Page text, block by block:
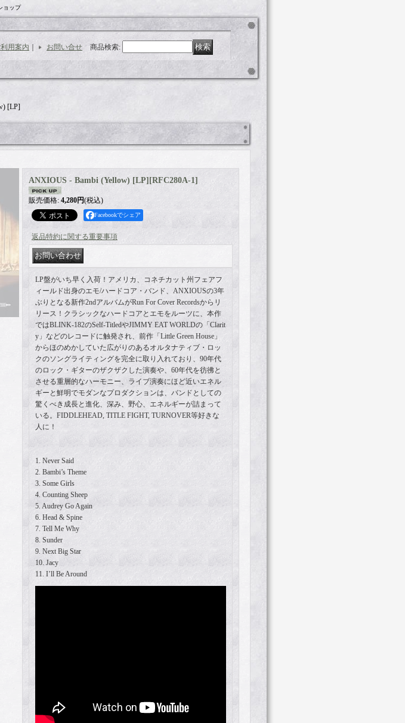
ョップ
用案内 お問い合せ 商品検索:
[LP]
ANXIOUS - Bambi (Yellow) [LP] [RFC280A-1]
販売価格: 4,280円(税込)
Facebookでシェア
返品特約に関する重要事項
LP盤がいち早く入荷！アメリカ、コネチカット州フェアフ
ィールド出身のエモ/ハードコア・バンド、ANXIOUSの3年
ぶりとなる新作2ndアルバムがRun For Cover Recordsからリ
リース！クラシックなハードコアとエモをルーツに、本作
ではBLINK-182のSelf-TitledやJIMMY EAT WORLDの「Clarit
y」などのレコードに触発され、前作「Little Green House」
からほのめかしていた広がりのあるオルタナティブ・ロッ
クのソングライティングを完全に取り入れており、90年代
のロック・ギターのザクザクした演奏や、60年代を彷彿と
させる重層的なハーモニー、ライブ演奏にほど近いエネル
ギーと鮮明でモダンなプロダクションは、バンドとしての
驚くべき成長と進化、深み、野心、エネルギーが詰まって
いる。FIDDLEHEAD, TITLE FIGHT, TURNOVER等好きな
人に！
1. Never Said
2. Bambi’s Theme
3. Some Girls
4. Counting Sheep
5. Audrey Go Again
6. Head & Spine
7. Tell Me Why
8. Sunder
9. Next Big Star
10. Jacy
11. I’ll Be Around